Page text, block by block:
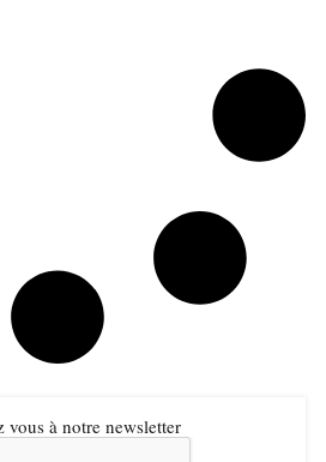
vous à notre newsletter